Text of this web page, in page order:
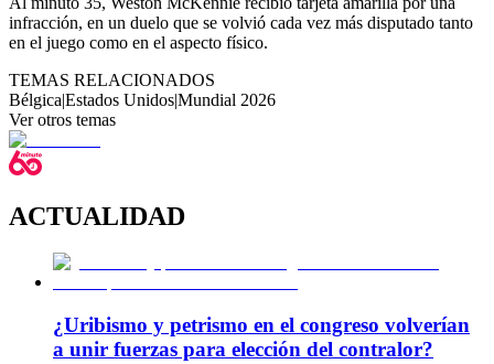
infracción, en un duelo que se volvió cada vez más disputado tanto
en el juego como en el aspecto físico.
TEMAS RELACIONADOS
Bélgica|Estados Unidos|Mundial 2026
Ver otros temas
ACTUALIDAD
¿Uribismo y petrismo en el congreso volverían
a unir fuerzas para elección del contralor?